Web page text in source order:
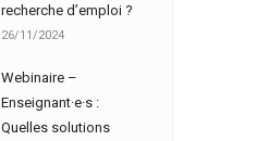
recherche d’emploi ?
26/11/2024
Webinaire –
Enseignant·e·s :
Quelles solutions